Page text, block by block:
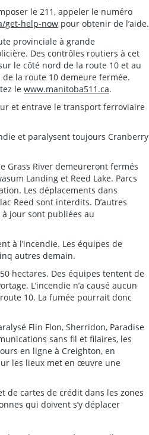
le 211, appeler le numéro
get-help-now pour obtenir de l’aide.
provinciale à grande
Des contrôles routiers à cet
le côté nord de la route 10 et au
de la route 10 demeure fermée.
le www.manitoba511.ca.
et entrave le transport ferroviaire
et paralysent toujours Cranberry
Grass River demeureront fermés
Landing et Reed Lake. Parcs
Les déplacements dans
Reed sont interdits. D’autres
jour sont publiées au
à l’incendie. Les équipes de
autres demain.
hectares. Des équipes tentent de
L’incendie n’a causé aucun
10. La fumée pourrait donc
Flin Flon, Sherridon, Paradise
sans fil et filaires, les
en ligne à Creighton, en
les lieux met en œuvre une
de cartes de crédit dans les zones
qui doivent s’y déplacer